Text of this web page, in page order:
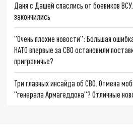
Даня с Дашей спаслись от боевиков
закончились
"Очень плохие новости": Большая
НАТО впервые за СВО остановили
приграничье?
Три главных инсайда об СВО. Отмена
"генерала Армагеддона"? Отличные